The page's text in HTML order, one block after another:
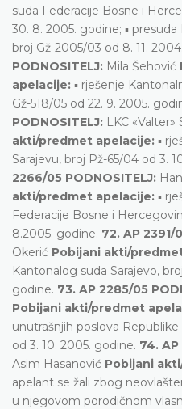
suda Federacije Bosne i
30. 8. 2005. godine; ▪
broj Gž-2005/03 od 8. 11.
PODNOSITELJ: Mila Šehović
apelacije: ▪ rješenje
Gž-518/05 od 22. 9. 2005.
PODNOSITELJ: LKC «Valter»
akti/predmet apelacije: ▪
Sarajevu, broj Pž-65/04 od 3.
2266/05 PODNOSITELJ:
akti/predmet apelacije: ▪
Federacije Bosne i
8.2005. godine. 72. AP 2391/
Okerić Pobijani akti/
Kantonalog suda Sarajevo,
godine. 73. AP 2285/05
Pobijani akti/predmet
unutrašnjih poslova Republike
od 3. 10. 2005. godine. 74.
Asim Hasanović Pobijani
apelant se žali zbog
u njegovom porodičnom